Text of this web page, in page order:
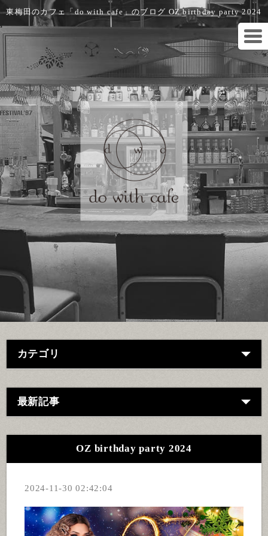
東梅田のカフェ「do with cafe」のブログ OZ birthday party 2024
カテゴリ
最新記事
OZ birthday party 2024
2024-11-30 02:42:04